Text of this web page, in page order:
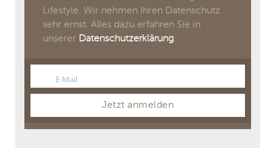
Lifestyle. Wir nehmen Ihren Datenschutz
sehr ernst. Alles dazu erfahren Sie in
unserer Datenschutzerklärung.
EmailE-Mail
Jetzt anmelden